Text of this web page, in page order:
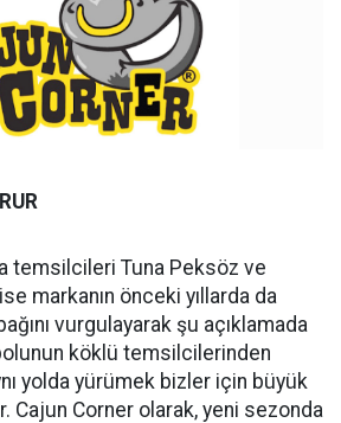
temsilcileri Tuna Peksöz ve
markanın önceki yıllarda da
vurgulayarak şu açıklamada
köklü temsilcilerinden
yolda yürümek bizler için büyük
Cajun Corner olarak, yeni sezonda